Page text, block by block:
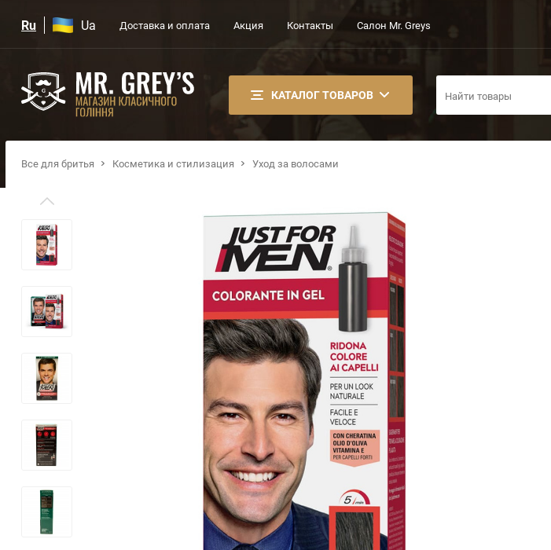
Ru Ua Доставка и оплата Акция Контакты Салон Mr. Greys
КАТАЛОГ ТОВАРОВ
Все для бритья Косметика и стилизация Уход за волосами